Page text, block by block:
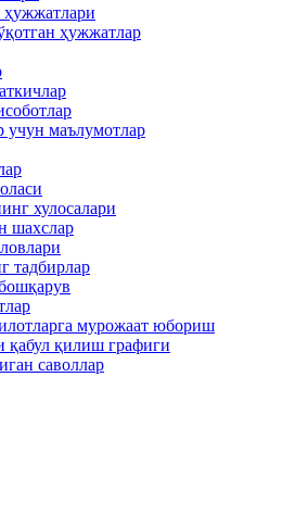
ҳужжатлар
учун маълумотлар
хулосалари
шахслар
тадбирлар
мурожаат юбориш
қабул қилиш графиги
саволлар